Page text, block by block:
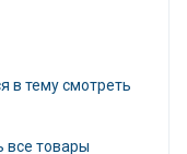
в тему смотреть
все товары